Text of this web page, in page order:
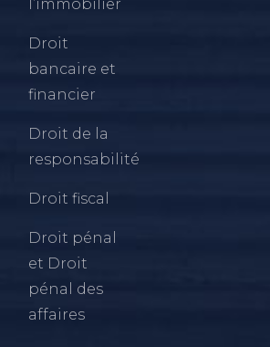
l’immobilier
Droit
bancaire et
financier
Droit de la
responsabilité
Droit fiscal
Droit pénal
et Droit
pénal des
affaires